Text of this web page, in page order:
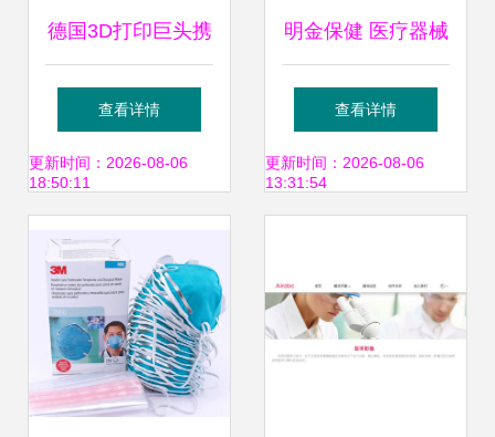
德国3D打印巨头携
手祺鲲科技 通过
VCS碳信用完成零
医疗行业绿色转型
查看详情
更新时间：2026-08-06
18:50:11
明金保健 医疗器械
与电子产品的融合
创新之路
查看详情
更新时间：2026-08-06
13:31:54